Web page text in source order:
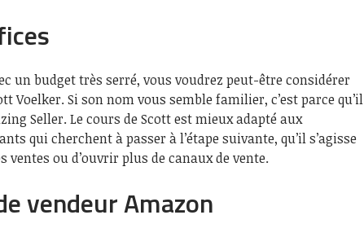
un budget très serré, vous voudrez peut-être considérer
Voelker. Si son nom vous semble familier, c’est parce qu’il
Seller. Le cours de Scott est mieux adapté aux
qui cherchent à passer à l’étape suivante, qu’il s’agisse
ventes ou d’ouvrir plus de canaux de vente.
vendeur Amazon